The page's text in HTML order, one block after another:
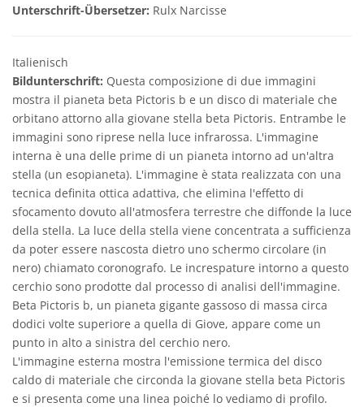
Unterschrift-Übersetzer: Rulx Narcisse
Italienisch
Bildunterschrift: Questa composizione di due immagini
mostra il pianeta beta Pictoris b e un disco di materiale che
orbitano attorno alla giovane stella beta Pictoris. Entrambe le
immagini sono riprese nella luce infrarossa. L'immagine
interna è una delle prime di un pianeta intorno ad un'altra
stella (un esopianeta). L'immagine è stata realizzata con una
tecnica definita ottica adattiva, che elimina l'effetto di
sfocamento dovuto all'atmosfera terrestre che diffonde la luce
della stella. La luce della stella viene concentrata a sufficienza
da poter essere nascosta dietro uno schermo circolare (in
nero) chiamato coronografo. Le increspature intorno a questo
cerchio sono prodotte dal processo di analisi dell'immagine.
Beta Pictoris b, un pianeta gigante gassoso di massa circa
dodici volte superiore a quella di Giove, appare come un
punto in alto a sinistra del cerchio nero.
L'immagine esterna mostra l'emissione termica del disco
caldo di materiale che circonda la giovane stella beta Pictoris
e si presenta come una linea poiché lo vediamo di profilo.